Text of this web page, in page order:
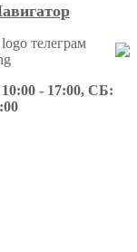
- 17:00, СБ: